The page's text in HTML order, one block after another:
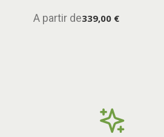
A partir de339,00 €